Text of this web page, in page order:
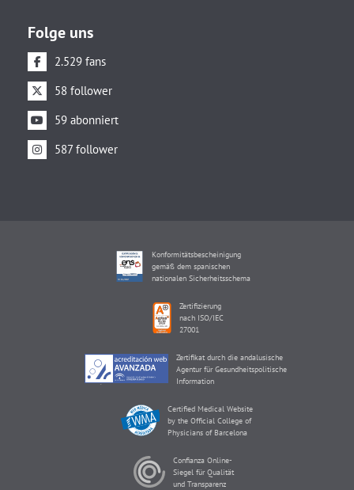
Folge uns
2.529 fans
58 follower
59 abonniert
587 follower
Konformitätsbescheinigung
gemäß dem spanischen
nationalen Sicherheitsschema
Zertifizierung
nach ISO/IEC
27001
Zertifikat durch die andalusische
Agentur für Gesundheitspolitische
Information
Certified Medical Website
by the Official College of
Physicians of Barcelona
Confianza Online-
Siegel für Qualität
und Transparenz